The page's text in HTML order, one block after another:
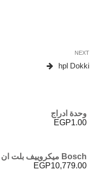
المقالات
Next
Post
NEXT
hpl Dokki
وحدة ادراج
EGP1.00
Bosch ميكروييف بلت ان 60*35 سم بوش
EGP10,779.00